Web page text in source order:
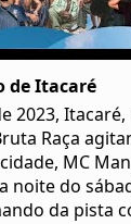
de Itacaré
2023,
Raça
MC
noite do
da pista